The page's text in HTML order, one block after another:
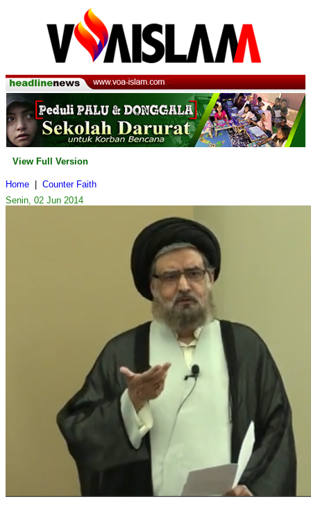
View Full Version
Home
Counter Faith
Senin, 02 Jun 2014